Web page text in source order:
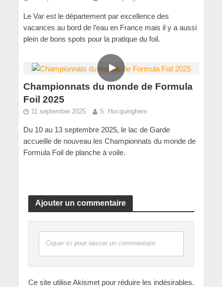
Le Var est le département par excellence des
vacances au bord de l’eau en France mais il y a aussi
plein de bons spots pour la pratique du foil.
Championnats du monde de Formula
Foil 2025
11 septembre 2025 S. Hocquinghem
Du 10 au 13 septembre 2025, le lac de Garde
accueille de nouveau les Championnats du monde de
Formula Foil de planche à voile.
Ajouter un commentaire
Ciquer ici pour laisser un commentaire
Ce site utilise Akismet pour réduire les indésirables.